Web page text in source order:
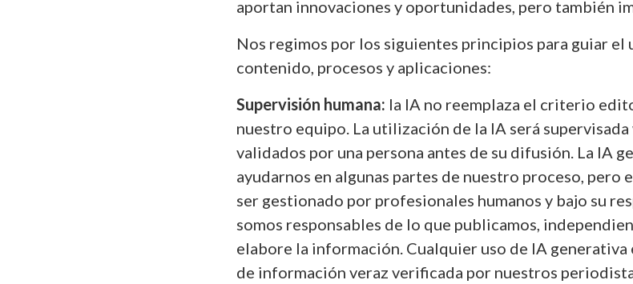
aportan innovaciones y oportunidades, pero también
Nos regimos por los siguientes principios para guiar el
contenido, procesos y aplicaciones:
Supervisión humana: la IA no reemplaza el criterio
nuestro equipo. La utilización de la IA será
validados por una persona antes de su difusión. La IA
ayudarnos en algunas partes de nuestro proceso, pero
ser gestionado por profesionales humanos y bajo su
somos responsables de lo que publicamos,
elabore la información. Cualquier uso de IA
de información veraz verificada por nuestros